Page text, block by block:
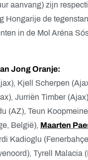
aanvang) zijn
Hongarije de
in de Mol Aréna
Jong Oranje:
Kjell Scherpen
Jurriën Timber
(AZ), Teun
België), Maarten
Kadioglu
Tyrell Malacia